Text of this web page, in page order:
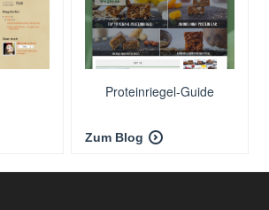
Proteinriegel-Guide
Zum Blog